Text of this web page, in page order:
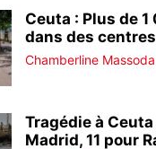
Ceuta : Plus de
dans des
Chamberline
Tragédie à
Madrid, 11 pour